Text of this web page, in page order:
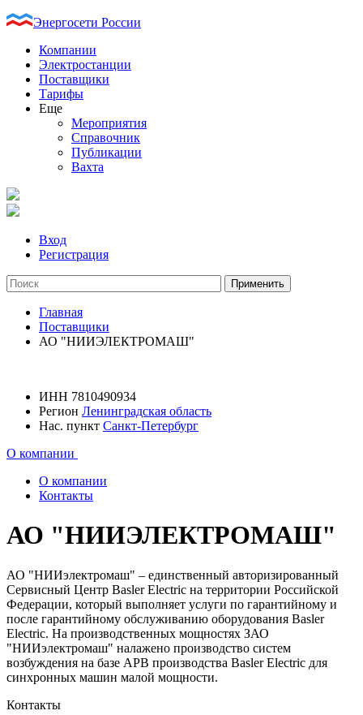
Энергосети России
Компании
Электростанции
Поставщики
Тарифы
Еще
Мероприятия
Справочник
Публикации
Вахта
Вход
Регистрация
Главная
Поставщики
АО "НИИЭЛЕКТРОМАШ"
ИНН 7810490934
Регион Ленинградская область
Нас. пункт Санкт-Петербург
О компании
О компании
Контакты
АО "НИИЭЛЕКТРОМАШ"
АО "НИИэлектромаш" – единственный авторизированный
Сервисный Центр Basler Electric на территории Российской
Федерации, который выполняет услуги по гарантийному и
после гарантийному обслуживанию оборудования Basler
Electric. На производственных мощностях ЗАО
"НИИэлектромаш" налажено производство систем
возбуждения на базе АРВ производства Basler Electric для
синхронных машин малой мощности.
Контакты